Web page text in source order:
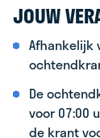
JOUW
Afhankelijk
De
voor 07:00
de krant